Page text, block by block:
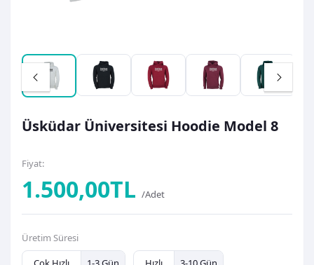
Üsküdar Üniversitesi Hoodie Model 8
Fiyat:
1.500,00TL /Adet
Üretim Süresi